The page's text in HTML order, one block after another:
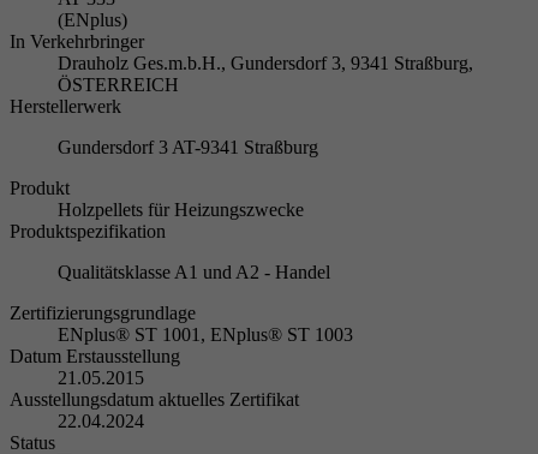
(ENplus)
In Verkehrbringer
Drauholz Ges.m.b.H., Gundersdorf 3, 9341 Straßburg,
ÖSTERREICH
Herstellerwerk
Gundersdorf 3 AT-9341 Straßburg
Produkt
Holzpellets für Heizungszwecke
Produktspezifikation
Qualitätsklasse A1 und A2 - Handel
Zertifizierungsgrundlage
ENplus® ST 1001, ENplus® ST 1003
Datum Erstausstellung
21.05.2015
Ausstellungsdatum aktuelles Zertifikat
22.04.2024
Status